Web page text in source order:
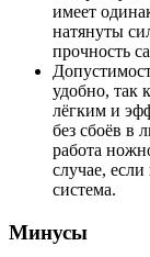
имеет
натянуты
прочность
удобно, так
лёгким и
без сбоёв
работа
случае,
система.
Минусы